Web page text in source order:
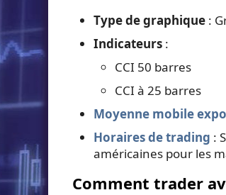
Type de graphique :
Indicateurs :
CCI 50 barres
CCI à 25 barres
Moyenne mobile
Horaires de trading :
américaines pour les
Comment trader